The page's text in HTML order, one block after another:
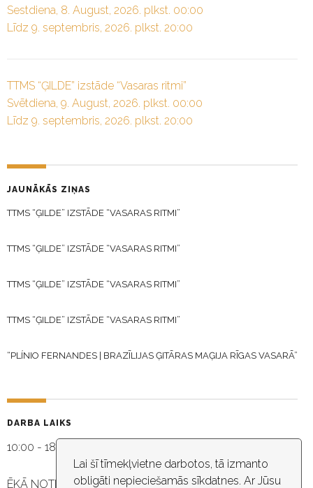
Lai šī tīmekļvietne darbotos, tā izmanto
obligāti nepieciešamās sīkdatnes. Ar Jūsu
Sestdiena, 8. August, 2026. plkst. 00:00
Līdz 9. septembris, 2026. plkst. 20:00
TTMS “ĢILDE” izstāde “Vasaras ritmi”
Svētdiena, 9. August, 2026. plkst. 00:00
Līdz 9. septembris, 2026. plkst. 20:00
JAUNĀKĀS ZIŅAS
TTMS “ĢILDE” IZSTĀDE “VASARAS RITMI”
TTMS “ĢILDE” IZSTĀDE “VASARAS RITMI”
TTMS “ĢILDE” IZSTĀDE “VASARAS RITMI”
TTMS “ĢILDE” IZSTĀDE “VASARAS RITMI”
“PLÍNIO FERNANDES | BRAZĪLIJAS ĢITĀRAS MAĢIJA RĪGAS VASARĀ”
DARBA LAIKS
10:00 - 18:30
ĒKĀ NOTIEK VIDEO NOVĒROŠANA